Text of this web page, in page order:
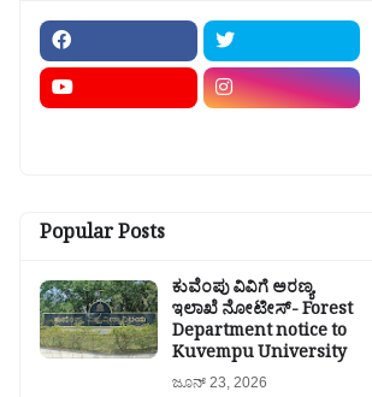
Popular Posts
ಕುವೆಂಪು ವಿವಿಗೆ ಅರಣ್ಯ
ಇಲಾಖೆ ನೋಟೀಸ್- Forest
Department notice to
Kuvempu University
ಜೂನ್ 23, 2026